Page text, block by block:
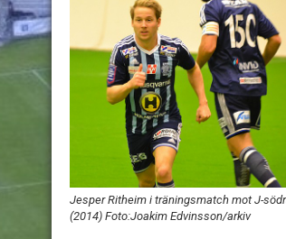
Jesper Ritheim i träningsmatch mot J-
(2014) Foto:Joakim Edvinsson/arkiv